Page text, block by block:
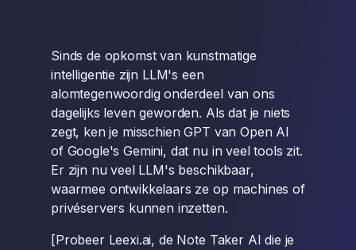
Sinds de opkomst van kunstmatige
intelligentie zijn LLM's een
alomtegenwoordig onderdeel van ons
dagelijks leven geworden. Als dat je niets
zegt, ken je misschien GPT van Open AI
of Google's Gemini, dat nu in veel tools zit.
Er zijn nu veel LLM's beschikbaar,
waarmee ontwikkelaars ze op machines of
privéservers kunnen inzetten.
[Probeer Leexi.ai, de Note Taker AI die je